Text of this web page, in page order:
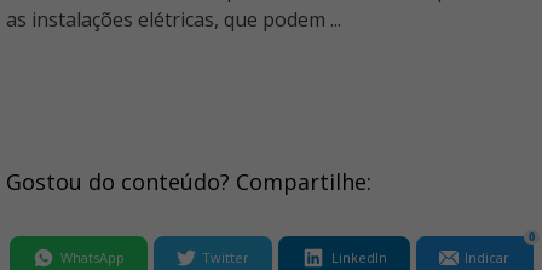
as instalações elétricas, que podem ...
Gostou do conteúdo? Compartilhe:
WhatsApp Twitter LinkedIn Indicar
0